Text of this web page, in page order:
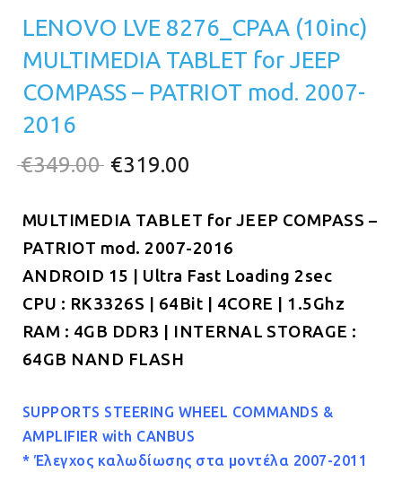
LENOVO LVE 8276_CPAA (10inc)
MULTIMEDIA TABLET for JEEP
COMPASS – PATRIOT mod. 2007-
2016
€349.00 Original
was:
€349.00.
€319.00
τιμή
είναι:
€319.00.
MULTIMEDIA TABLET for JEEP COMPASS –
PATRIOT mod. 2007-2016
ANDROID 15 | Ultra Fast Loading 2sec
CPU : RK3326S | 64Bit | 4CORE | 1.5Ghz
RAM : 4GB DDR3 | INTERNAL STORAGE :
64GB NAND FLASH
SUPPORTS STEERING WHEEL COMMANDS &
AMPLIFIER with CANBUS
* Έλεγχος καλωδίωσης στα μοντέλα 2007-2011